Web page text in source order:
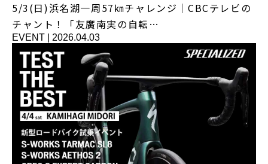
5/3(日)浜名湖一周57㎞チャレンジ｜CBCテレビの
チャント！「友廣南実の自転…
EVENT 2026.04.03